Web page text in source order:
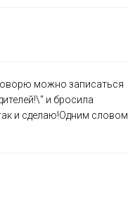
можно записаться
и бросила
и сделаю!Одним словом